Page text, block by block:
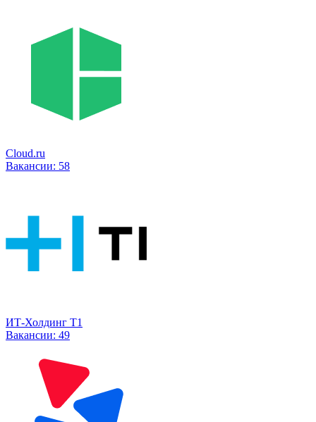
Cloud.ru
Вакансии: 58
ИТ-Холдинг Т1
Вакансии: 49